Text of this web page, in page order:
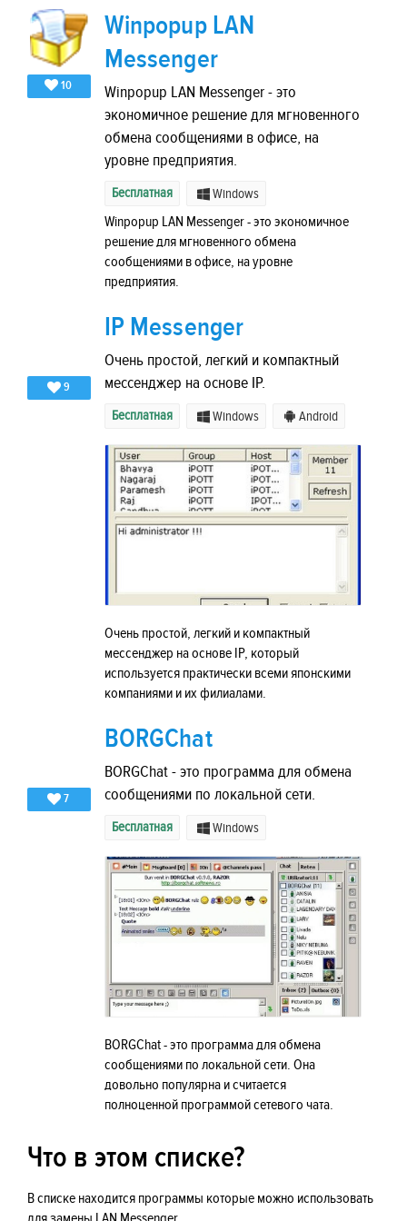
10
Winpopup LAN
Messenger
Winpopup LAN Messenger - это
экономичное решение для мгновенного
обмена сообщениями в офисе, на
уровне предприятия.
Бесплатная Windows
Winpopup LAN Messenger - это экономичное
решение для мгновенного обмена
сообщениями в офисе, на уровне
предприятия.
9
IP Messenger
Очень простой, легкий и компактный
мессенджер на основе IP.
Бесплатная Windows Android
Очень простой, легкий и компактный
мессенджер на основе IP, который
используется практически всеми японскими
компаниями и их филиалами.
7
BORGChat
BORGChat - это программа для обмена
сообщениями по локальной сети.
Бесплатная Windows
BORGChat - это программа для обмена
сообщениями по локальной сети. Она
довольно популярна и считается
полноценной программой сетевого чата.
Что в этом списке?
В списке находится программы которые можно использовать